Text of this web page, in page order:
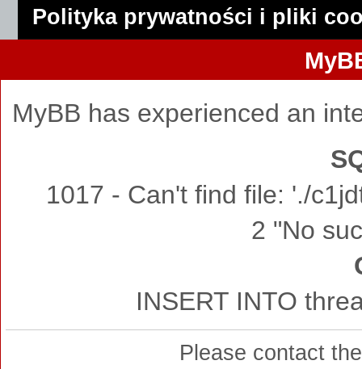
Polityka prywatności i pliki
MyBB has experienced an
1017 - Can't find file: './
2 "No
INSERT INTO
Please contact